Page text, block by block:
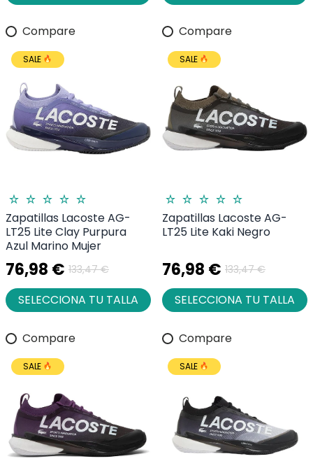
Compare
SALE
Zapatillas Lacoste AG-
LT25 Lite Clay Purpura
Azul Marino Mujer
76,98 € 133,47 €
SELECCIONA TU TALLA
Compare
SALE
Zapatillas Lacoste AG-
LT25 Lite Kaki Negro
76,98 € 133,47 €
SELECCIONA TU TALLA
Compare
SALE
Compare
SALE